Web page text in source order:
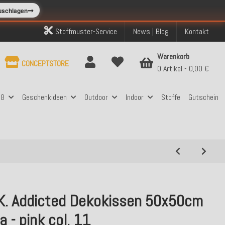
➞
Stoffmuster-Service News | Blog Kontakt
Geschenkideen Outdoor Indoor Stoffe Gutschein
CONCEPTSTORE
Warenkorb
0 Artikel
0,00 €
Addicted Dekokissen 50x50cm
- pink col. 11